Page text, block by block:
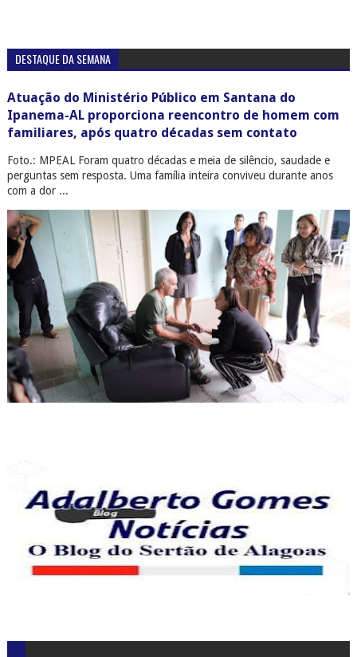
DESTAQUE DA SEMANA
Atuação do Ministério Público em Santana do
Ipanema-AL proporciona reencontro de homem com
familiares, após quatro décadas sem contato
Foto.: MPEAL Foram quatro décadas e meia de silêncio, saudade e
perguntas sem resposta. Uma família inteira conviveu durante anos
com a dor ...